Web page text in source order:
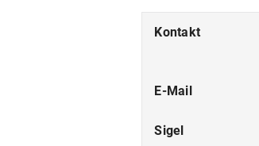
Kontakt
E-Mail
Sigel